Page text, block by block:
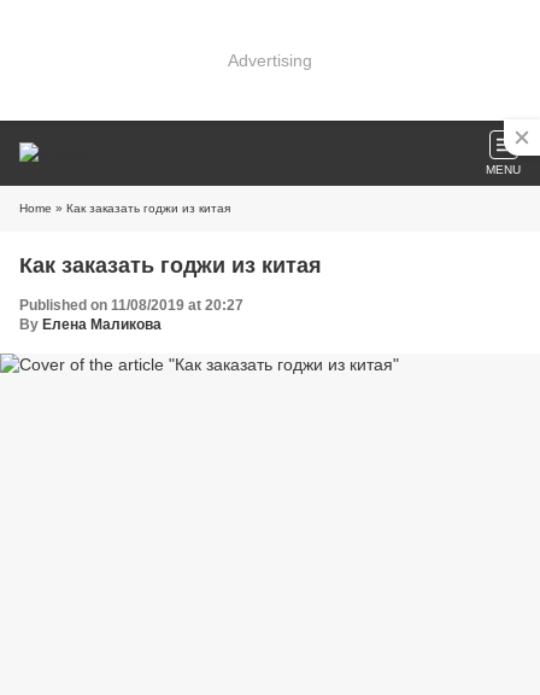
Advertising
MENU
Home » Как заказать годжи из китая
Как заказать годжи из китая
Published on 11/08/2019 at 20:27
By Елена Маликова